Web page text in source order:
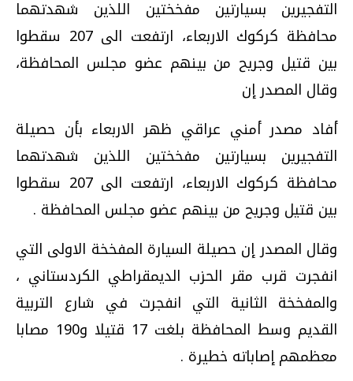
التفجيرين بسيارتين مفخختين اللذين شهدتهما
محافظة كركوك الاربعاء، ارتفعت الى 207 سقطوا
بين قتيل وجريح من بينهم عضو مجلس المحافظة،
وقال المصدر إن
أفاد مصدر أمني عراقي ظهر الاربعاء بأن حصيلة
التفجيرين بسيارتين مفخختين اللذين شهدتهما
محافظة كركوك الاربعاء، ارتفعت الى 207 سقطوا
بين قتيل وجريح من بينهم عضو مجلس المحافظة .
وقال المصدر إن حصيلة السيارة المفخخة الاولى التي
انفجرت قرب مقر الحزب الديمقراطي الكردستاني ،
والمفخخة الثانية التي انفجرت في شارع التربية
القديم وسط المحافظة بلغت 17 قتيلا و190 مصابا
معظمهم إصاباته خطيرة .